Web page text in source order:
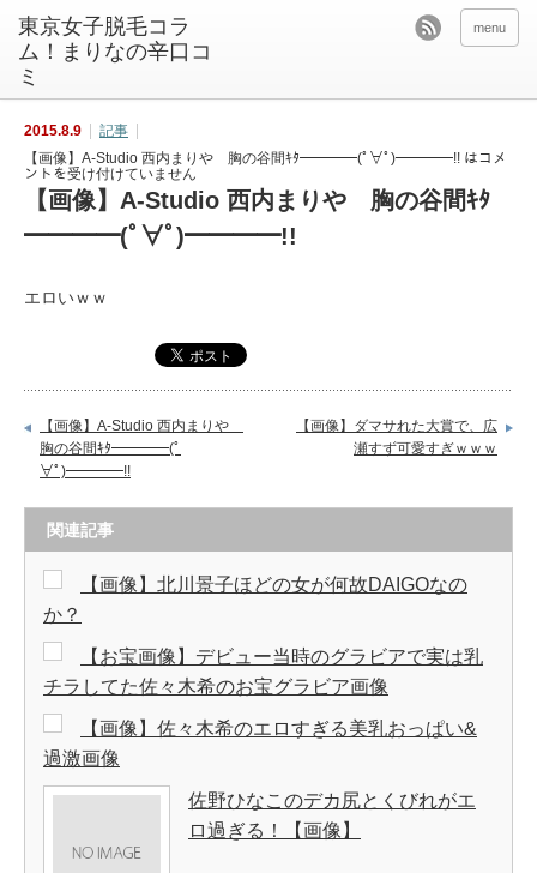
東京女子脱毛コラ
ム！まりなの辛口コ
ミ
menu
2015.8.9
記事
【画像】A-Studio 西内まりや 胸の谷間ｷﾀ━━━━(ﾟ∀ﾟ)━━━━!! はコメ
ントを受け付けていません
【画像】A-Studio 西内まりや 胸の谷間ｷﾀ
━━━━(ﾟ∀ﾟ)━━━━!!
エロいｗｗ
【画像】A-Studio 西内まりや
胸の谷間ｷﾀ━━━━(ﾟ
∀ﾟ)━━━━!!
【画像】ダマサれた大賞で、広
瀬すず可愛すぎｗｗｗ
関連記事
【画像】北川景子ほどの女が何故DAIGOなの
か？
【お宝画像】デビュー当時のグラビアで実は乳
チラしてた佐々木希のお宝グラビア画像
【画像】佐々木希のエロすぎる美乳おっぱい&
過激画像
佐野ひなこのデカ尻とくびれがエ
ロ過ぎる！【画像】